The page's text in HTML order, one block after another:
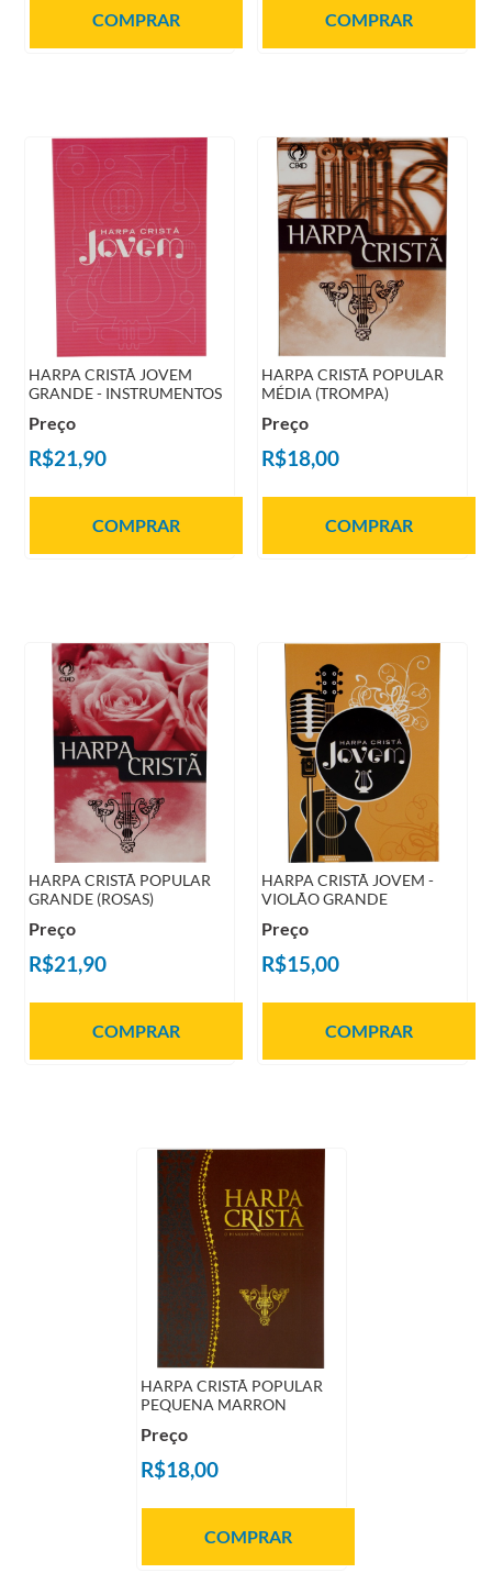
COMPRAR COMPRAR
HARPA CRISTÃ JOVEM
GRANDE - INSTRUMENTOS
Preço
R$21,90
COMPRAR
HARPA CRISTÃ POPULAR
MÉDIA (TROMPA)
Preço
R$18,00
COMPRAR
HARPA CRISTÃ POPULAR
GRANDE (ROSAS)
Preço
R$21,90
COMPRAR
HARPA CRISTÃ JOVEM -
VIOLÃO GRANDE
Preço
R$15,00
COMPRAR
HARPA CRISTÃ POPULAR
PEQUENA MARRON
Preço
R$18,00
COMPRAR